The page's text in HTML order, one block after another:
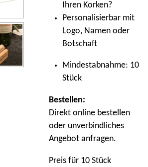
Ihren Korken?
Personalisierbar mit
Logo, Namen oder
Botschaft
Mindestabnahme: 10
Stück
Bestellen:
Direkt online bestellen
oder unverbindliches
Angebot anfragen.
Preis für 10 Stück